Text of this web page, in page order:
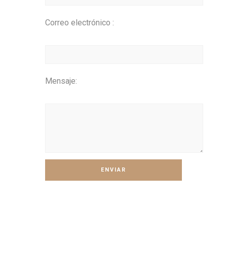
Correo electrónico :
Mensaje: